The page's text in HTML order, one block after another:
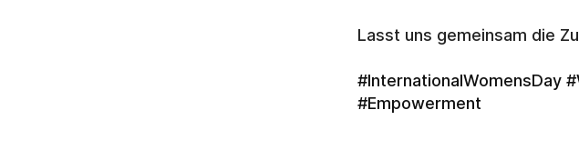
Lasst uns gemeinsam die
#InternationalWomensDay
#Empowerment